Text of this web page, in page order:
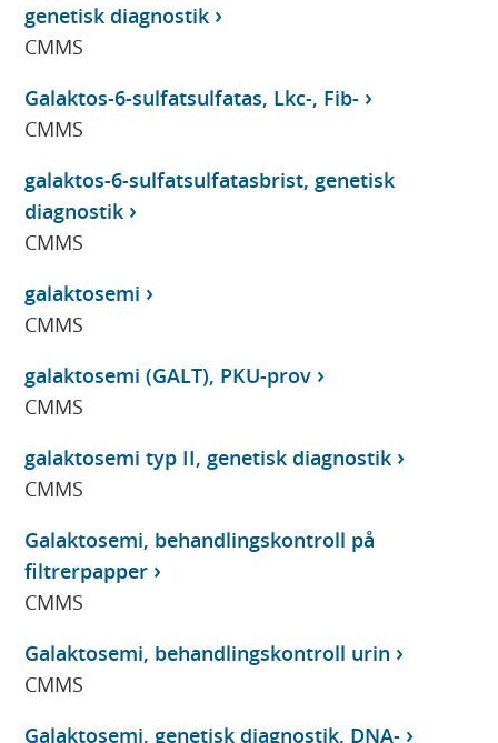
genetisk diagnostik
CMMS
Galaktos-6-sulfatsulfatas, Lkc-, Fib-
CMMS
galaktos-6-sulfatsulfatasbrist, genetisk
diagnostik
CMMS
galaktosemi
CMMS
galaktosemi (GALT), PKU-prov
CMMS
galaktosemi typ II, genetisk diagnostik
CMMS
Galaktosemi, behandlingskontroll på
filtrerpapper
CMMS
Galaktosemi, behandlingskontroll urin
CMMS
Galaktosemi, genetisk diagnostik, DNA-